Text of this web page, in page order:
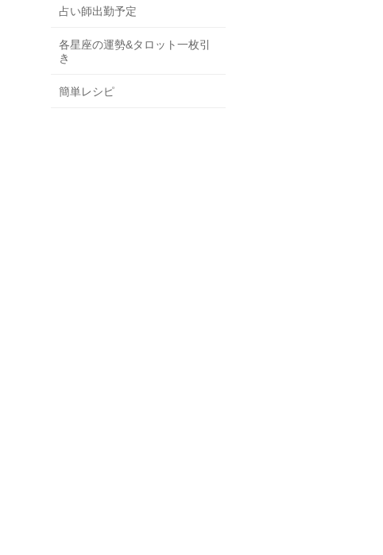
占い師出勤予定
各星座の運勢&タロット一枚引
き
簡単レシピ